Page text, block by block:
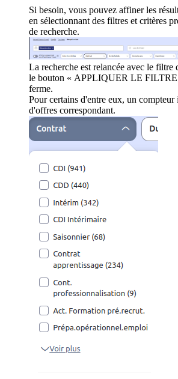
Si besoin, vous pouvez affiner les
en sélectionnant des filtres et critères
de recherche.
La recherche est relancée avec le filtre
le bouton « APPLIQUER LE FILTRE
ferme.
Pour certains d'entre eux, un
d'offres correspondant.